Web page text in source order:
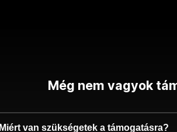
Még nem vagyok
Miért van szükségetek a támogatásra?